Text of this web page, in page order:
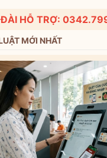
ĐÀI HỖ TRỢ:
MỚI NHẤT